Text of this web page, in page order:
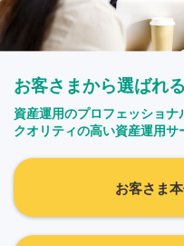
お客さまから選ばれ
資産運用のプロフェッショナ
クオリティの高い資産運用サ
お客さま